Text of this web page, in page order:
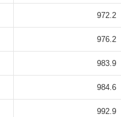
972.2
976.2
983.9
984.6
992.9